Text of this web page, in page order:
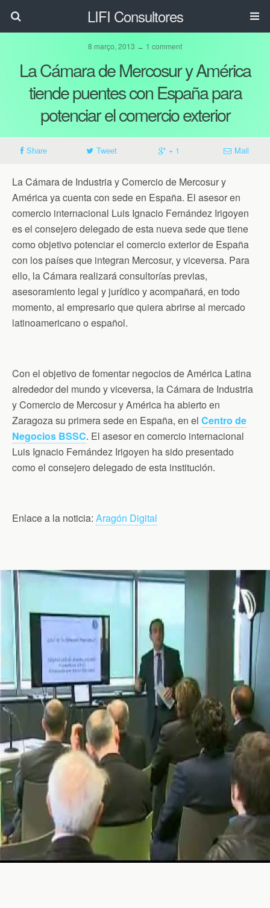
LIFI Consultores
8 março, 2013 ↔ 1 comment
La Cámara de Mercosur y América
tiende puentes con España para
potenciar el comercio exterior
Share Tweet + 1 Mail
La Cámara de Industria y Comercio de Mercosur y
América ya cuenta con sede en España. El asesor en
comercio internacional Luis Ignacio Fernández Irigoyen
es el consejero delegado de esta nueva sede que tiene
como objetivo potenciar el comercio exterior de España
con los países que integran Mercosur, y viceversa. Para
ello, la Cámara realizará consultorías previas,
asesoramiento legal y jurídico y acompañará, en todo
momento, al empresario que quiera abrirse al mercado
latinoamericano o español.
Con el objetivo de fomentar negocios de América Latina
alrededor del mundo y viceversa, la Cámara de Industria
y Comercio de Mercosur y América ha abierto en
Zaragoza su primera sede en España, en el Centro de
Negocios BSSC. El asesor en comercio internacional
Luis Ignacio Fernández Irigoyen ha sido presentado
como el consejero delegado de esta institución.
Enlace a la noticia: Aragón Digital